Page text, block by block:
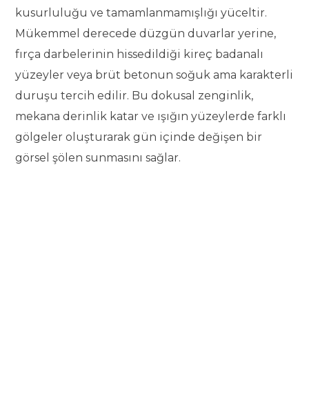
kusurluluğu ve tamamlanmamışlığı yüceltir.
Mükemmel derecede düzgün duvarlar yerine,
fırça darbelerinin hissedildiği kireç badanalı
yüzeyler veya brüt betonun soğuk ama karakterli
duruşu tercih edilir. Bu dokusal zenginlik,
mekana derinlik katar ve ışığın yüzeylerde farklı
gölgeler oluşturarak gün içinde değişen bir
görsel şölen sunmasını sağlar.